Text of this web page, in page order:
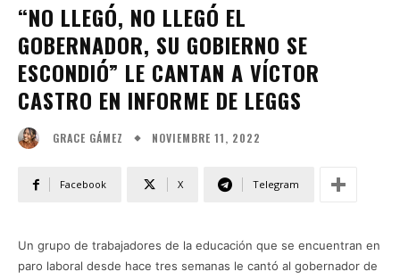
“NO LLEGÓ, NO LLEGÓ EL
GOBERNADOR, SU GOBIERNO SE
ESCONDIÓ” LE CANTAN A VÍCTOR
CASTRO EN INFORME DE LEGGS
GRACE GÁMEZ NOVIEMBRE 11, 2022
Facebook X Telegram
Un grupo de trabajadores de la educación que se encuentran en
paro laboral desde hace tres semanas le cantó al gobernador de